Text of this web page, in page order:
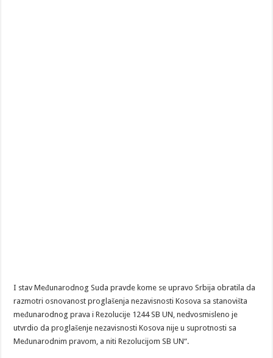
I stav Međunarodnog Suda pravde kome se upravo Srbija obratila da
razmotri osnovanost proglašenja nezavisnosti Kosova sa stanovišta
međunarodnog prava i Rezolucije 1244 SB UN, nedvosmisleno je
utvrdio da proglašenje nezavisnosti Kosova nije u suprotnosti sa
Međunarodnim pravom, a niti Rezolucijom SB UN“.